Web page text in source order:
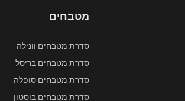
מטבחים
סדרת מטבחים וונילה
סדרת מטבחים בריסל
סדרת מטבחים סופלה
סדרת מטבחים בוסטון